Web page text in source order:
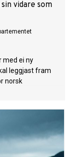
vidare som
med ei ny
leggjast fram
norsk